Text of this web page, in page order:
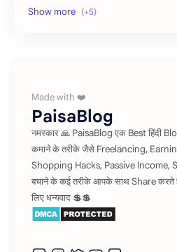
Shopping Tricks
PaisaBlog
नमस्कार 🙏 PaisaBlog एक Best हिंदी
कमाने के तरीके जैसे Freelancing,
Shopping Hacks, Passive Income,
बचाने के कई तरीके आपके साथ Share करते
लिए धन्यवाद 💲💲